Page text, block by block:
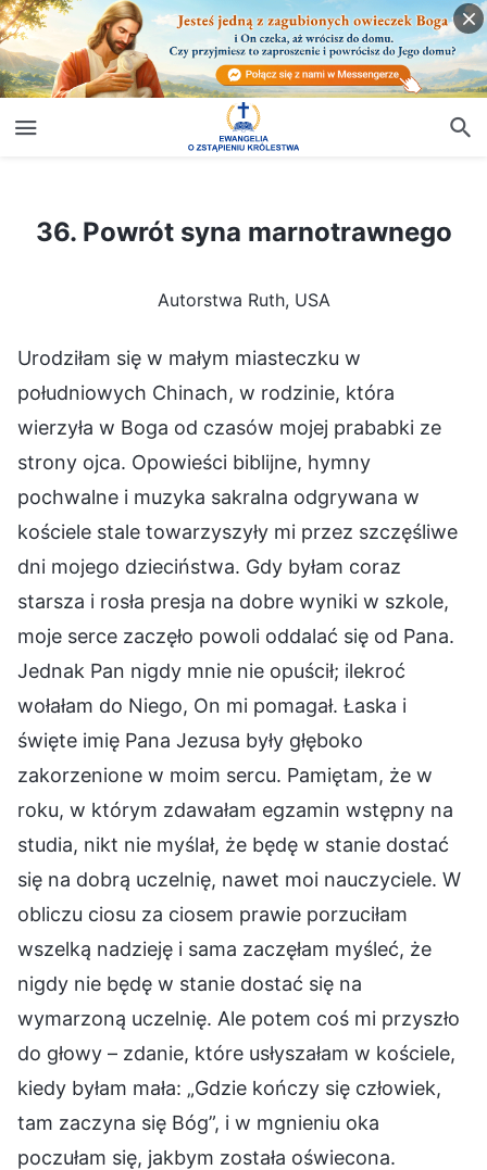
36. Powrót syna marnotrawnego
36. Powrót syna marnotrawnego
Autorstwa Ruth, USA
Urodziłam się w małym miasteczku w
południowych Chinach, w rodzinie, która
wierzyła w Boga od czasów mojej prababki ze
strony ojca. Opowieści biblijne, hymny
pochwalne i muzyka sakralna odgrywana w
kościele stale towarzyszyły mi przez szczęśliwe
dni mojego dzieciństwa. Gdy byłam coraz
starsza i rosła presja na dobre wyniki w szkole,
moje serce zaczęło powoli oddalać się od Pana.
Jednak Pan nigdy mnie nie opuścił; ilekroć
wołałam do Niego, On mi pomagał. Łaska i
święte imię Pana Jezusa były głęboko
zakorzenione w moim sercu. Pamiętam, że w
roku, w którym zdawałam egzamin wstępny na
studia, nikt nie myślał, że będę w stanie dostać
się na dobrą uczelnię, nawet moi nauczyciele. W
obliczu ciosu za ciosem prawie porzuciłam
wszelką nadzieję i sama zaczęłam myśleć, że
nigdy nie będę w stanie dostać się na
wymarzoną uczelnię. Ale potem coś mi przyszło
do głowy – zdanie, które usłyszałam w kościele,
kiedy byłam mała: „Gdzie kończy się człowiek,
tam zaczyna się Bóg”, i w mgnieniu oka
poczułam się, jakbym została oświecona.